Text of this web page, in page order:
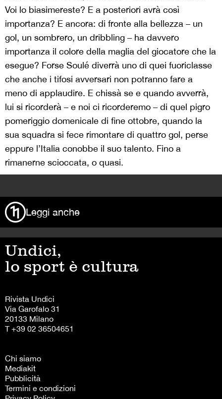
Voi lo biasimereste? E a posteriori avrà così
importanza? E ancora: di fronte alla bellezza – un
gol, un sombrero, un dribbling – ha davvero
importanza il colore della maglia del giocatore che la
esegue? Forse Soulé diverrà uno di quei fuoriclasse
che anche i tifosi avversari non potranno fare a
meno di applaudire. E chissà se e quando avverrà,
lui si ricorderà – e noi ci ricorderemo – di quel pigro
pomeriggio domenicale di fine ottobre, quando la
sua squadra si fece rimontare di quattro gol, perse
eppure l’Italia conobbe il suo talento. Fino a
rimanerne scioccata, o quasi.
Leggi anche
Undici,
lo sport è cultura
Rivista Undici
Via Garofalo 31
20133 Milano
T +39 02 36504651
Chi siamo
Mediakit
Pubblicità
Termini e condizioni